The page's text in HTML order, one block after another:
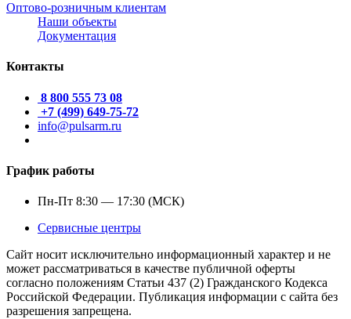
Оптово-розничным клиентам
Наши объекты
Документация
Контакты
8 800 555 73 08
+7 (499) 649-75-72
info@pulsarm.ru
График работы
Пн-Пт 8:30 — 17:30 (МСК)
Сервисные центры
Сайт носит исключительно информационный характер и не
может рассматриваться в качестве публичной оферты
согласно положениям Статьи 437 (2) Гражданского Кодекса
Российской Федерации. Публикация информации с сайта без
разрешения запрещена.